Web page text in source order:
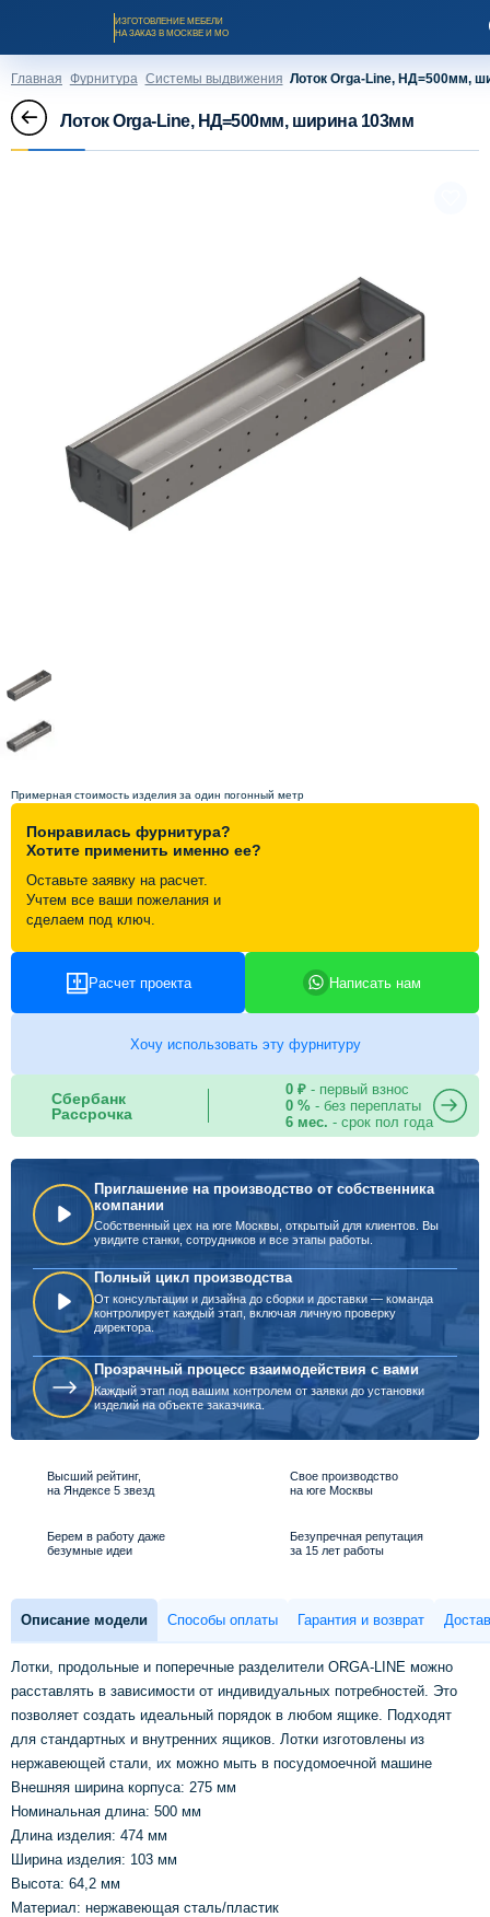
ИЗГОТОВЛЕНИЕ МЕБЕЛИ
НА ЗАКАЗ В МОСКВЕ И МО
Оплата и доставка
Рассрочка и кредит
Схема работы
Видеоотзывы
Контакты
Главная Фурнитура Системы выдвижения Лоток Orga-Line, НД=500мм,
Лоток Orga-Line, НД=500мм, ширина 103мм
Примерная стоимость изделия за один погонный метр
Понравилась фурнитура?
Хотите применить именно ее?
Оставьте заявку на расчет.
Учтем все ваши пожелания и
сделаем под ключ.
Расчет проекта Написать нам
Хочу использовать эту фурнитуру
Сбербанк
Рассрочка
0 ₽- первый взнос
0 %- без переплаты
6 мес. - срок пол года
Приглашение на производство от собственника
компании
Собственный цех на юге Москвы, открытый для клиентов. Вы
увидите станки, сотрудников и все этапы работы.
Полный цикл производства
От консультации и дизайна до сборки и доставки — команда
контролирует каждый этап, включая личную проверку
директора.
Прозрачный процесс взаимодействия с вами
Каждый этап под вашим контролем от заявки до установки
изделий на объекте заказчика.
Высший рейтинг,
на Яндексе 5 звезд
Свое производство
на юге Москвы
Берем в работу даже
безумные идеи
Безупречная репутация
за 15 лет работы
Описание модели Способы оплаты Гарантия и возврат
Лотки, продольные и поперечные разделители ORGA-LINE можно
расставлять в зависимости от индивидуальных потребностей. Это
позволяет создать идеальный порядок в любом ящике. Подходят
для стандартных и внутренних ящиков. Лотки изготовлены из
нержавеющей стали, их можно мыть в посудомоечной машине
Внешняя ширина корпуса: 275 мм
Номинальная длина: 500 мм
Длина изделия: 474 мм
Ширина изделия: 103 мм
Высота: 64,2 мм
Материал: нержавеющая сталь/пластик